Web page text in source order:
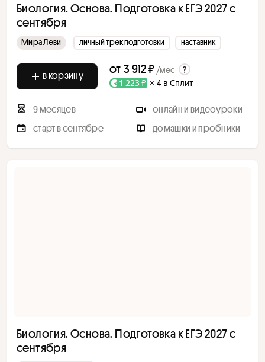
Биология. Основа. Подготовка к ЕГЭ 2027 с
cентября
Мира Леви личный трек подготовки наставник
в корзину от 3 912 ₽ /мес
1 223 ₽ × 4 в Сплит
9 месяцев
онлайн и видеоуроки
старт в сентябре
домашки и пробники
Биология. Основа. Подготовка к ЕГЭ 2027 с
сентября